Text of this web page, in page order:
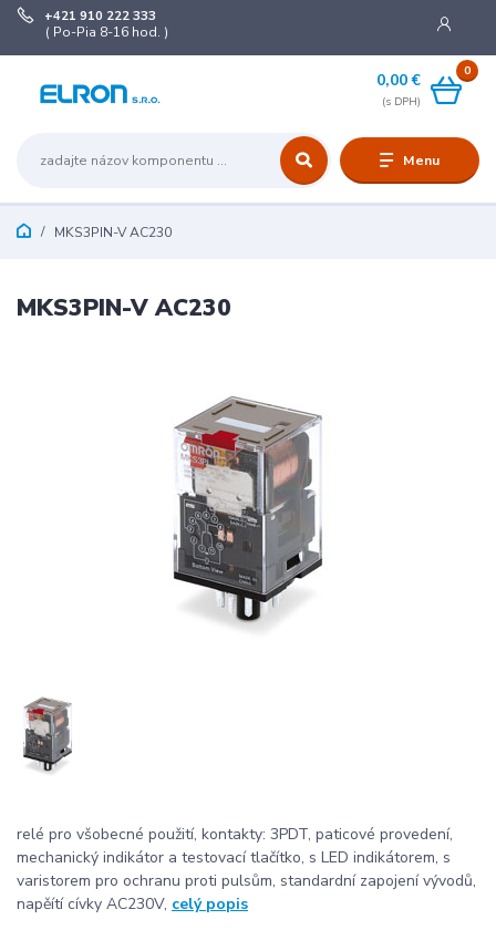
Menu
+421 910 222 333
( Po-Pia 8-16 hod. )
0
0,00 €
MKS3PIN-V AC230
MKS3PIN-V AC230
relé pro všobecné použití, kontakty: 3PDT, paticové provedení,
mechanický indikátor a testovací tlačítko, s LED indikátorem, s
varistorem pro ochranu proti pulsům, standardní zapojení vývodů,
napěítí cívky AC230V, celý popis